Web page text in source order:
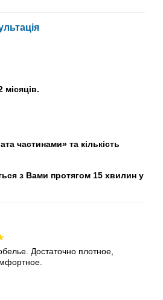
частинами» та кількість
з Вами протягом 15 хвилин у
Достаточно плотное,